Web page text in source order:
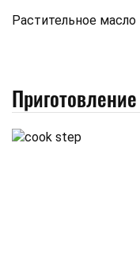
Растительное масло
Приготовление